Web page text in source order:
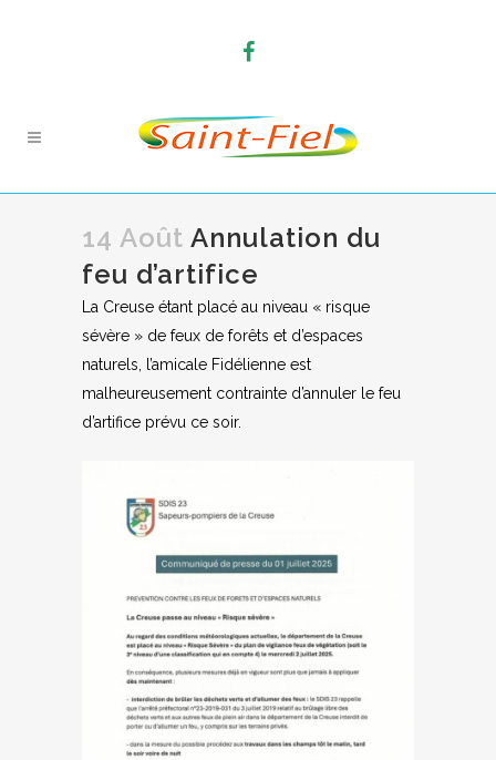
14 Août Annulation du
feu d’artifice
La Creuse étant placé au niveau « risque
sévère » de feux de forêts et d’espaces
naturels, l’amicale Fidélienne est
malheureusement contrainte d’annuler le feu
d’artifice prévu ce soir.